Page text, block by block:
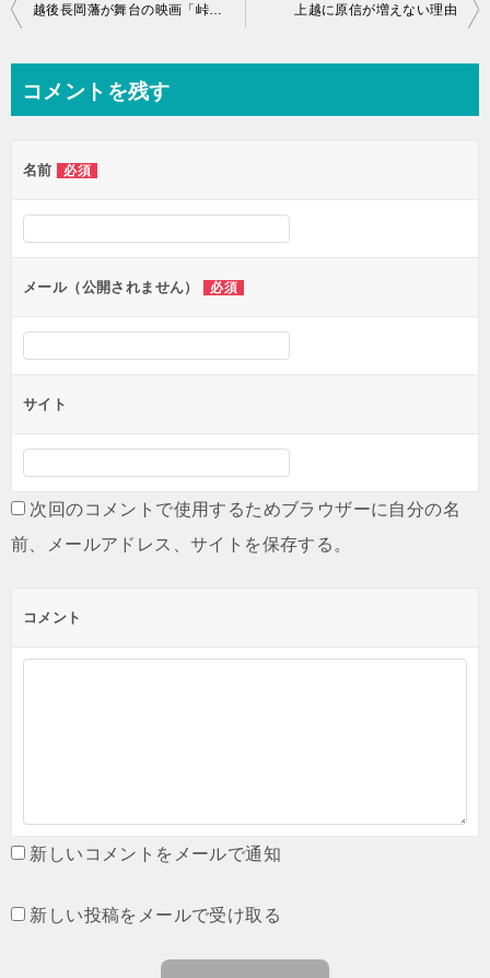
越後長岡藩が舞台の映画「峠 最後のサムライ」2022年公開！司馬遼太郎原作 上越に原信が増えない理由
コメントを残す
名前 必須
メール（公開されません） 必須
サイト
次回のコメントで使用するためブラウザーに自分の名
前、メールアドレス、サイトを保存する。
コメント
新しいコメントをメールで通知
新しい投稿をメールで受け取る